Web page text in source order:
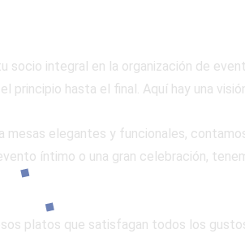
integral en la organización de
hasta el final. Aquí hay una
mesas elegantes y funcionales,
íntimo o una gran celebración,
platos que satisfagan todos los